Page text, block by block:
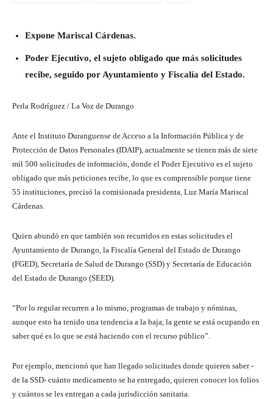
Expone Mariscal Cárdenas.
Poder Ejecutivo, el sujeto obligado que más solicitudes
recibe, seguido por Ayuntamiento y Fiscalía del Estado.
Perla Rodríguez / La Voz de Durango
Ante el Instituto Duranguense de Acceso a la Información Pública y de
Protección de Datos Personales (IDAIP), actualmente se tienen más de siete
mil 500 solicitudes de información, donde el Poder Ejecutivo es el sujeto
obligado que más peticiones recibe, lo que es comprensible porque tiene
55 instituciones, precisó la comisionada presidenta, Luz María Mariscal
Cárdenas.
Quien abundó en que también son recurridos en estas solicitudes el
Ayuntamiento de Durango, la Fiscalía General del Estado de Durango
(FGED), Secretaría de Salud de Durango (SSD) y Secretaría de Educación
del Estado de Durango (SEED).
“Por lo regular recurren a lo mismo, programas de trabajo y nóminas,
aunque esto ha tenido una tendencia a la baja, la gente se está ocupando en
saber qué es lo que se está haciendo con el recurso público”.
Por ejemplo, mencionó que han llegado solicitudes donde quieren saber -
de la SSD- cuánto medicamento se ha entregado, quieren conocer los folios
y cuántos se les entregan a cada jurisdicción sanitaria.